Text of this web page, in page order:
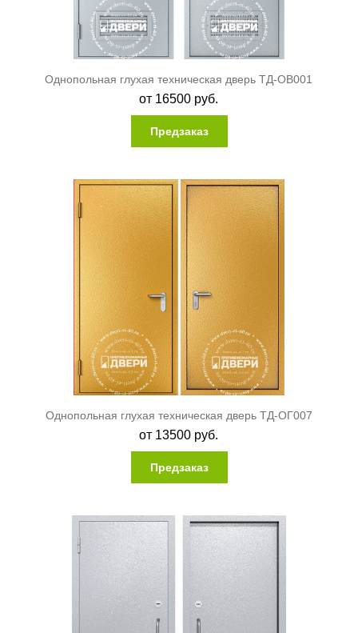
Однопольная глухая техническая дверь ТД-ОВ001
от 16500 руб.
Предзаказ
Однопольная глухая техническая дверь ТД-ОГ007
от 13500 руб.
Предзаказ